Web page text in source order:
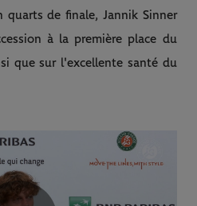
de finale, Jannik Sinner
à la première place du
que sur l'excellente santé du